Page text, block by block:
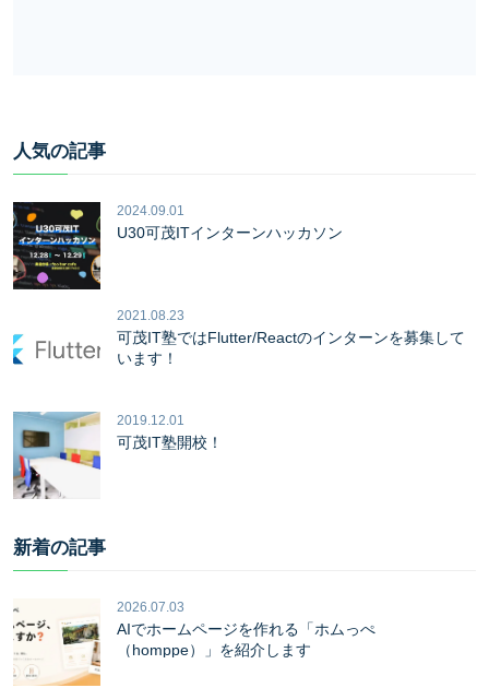
人気の記事
2024.09.01
U30可茂ITインターンハッカソン
2021.08.23
可茂IT塾ではFlutter/Reactのインターンを募集して
います！
2019.12.01
可茂IT塾開校！
新着の記事
2026.07.03
AIでホームページを作れる「ホムっぺ
（homppe）」を紹介します